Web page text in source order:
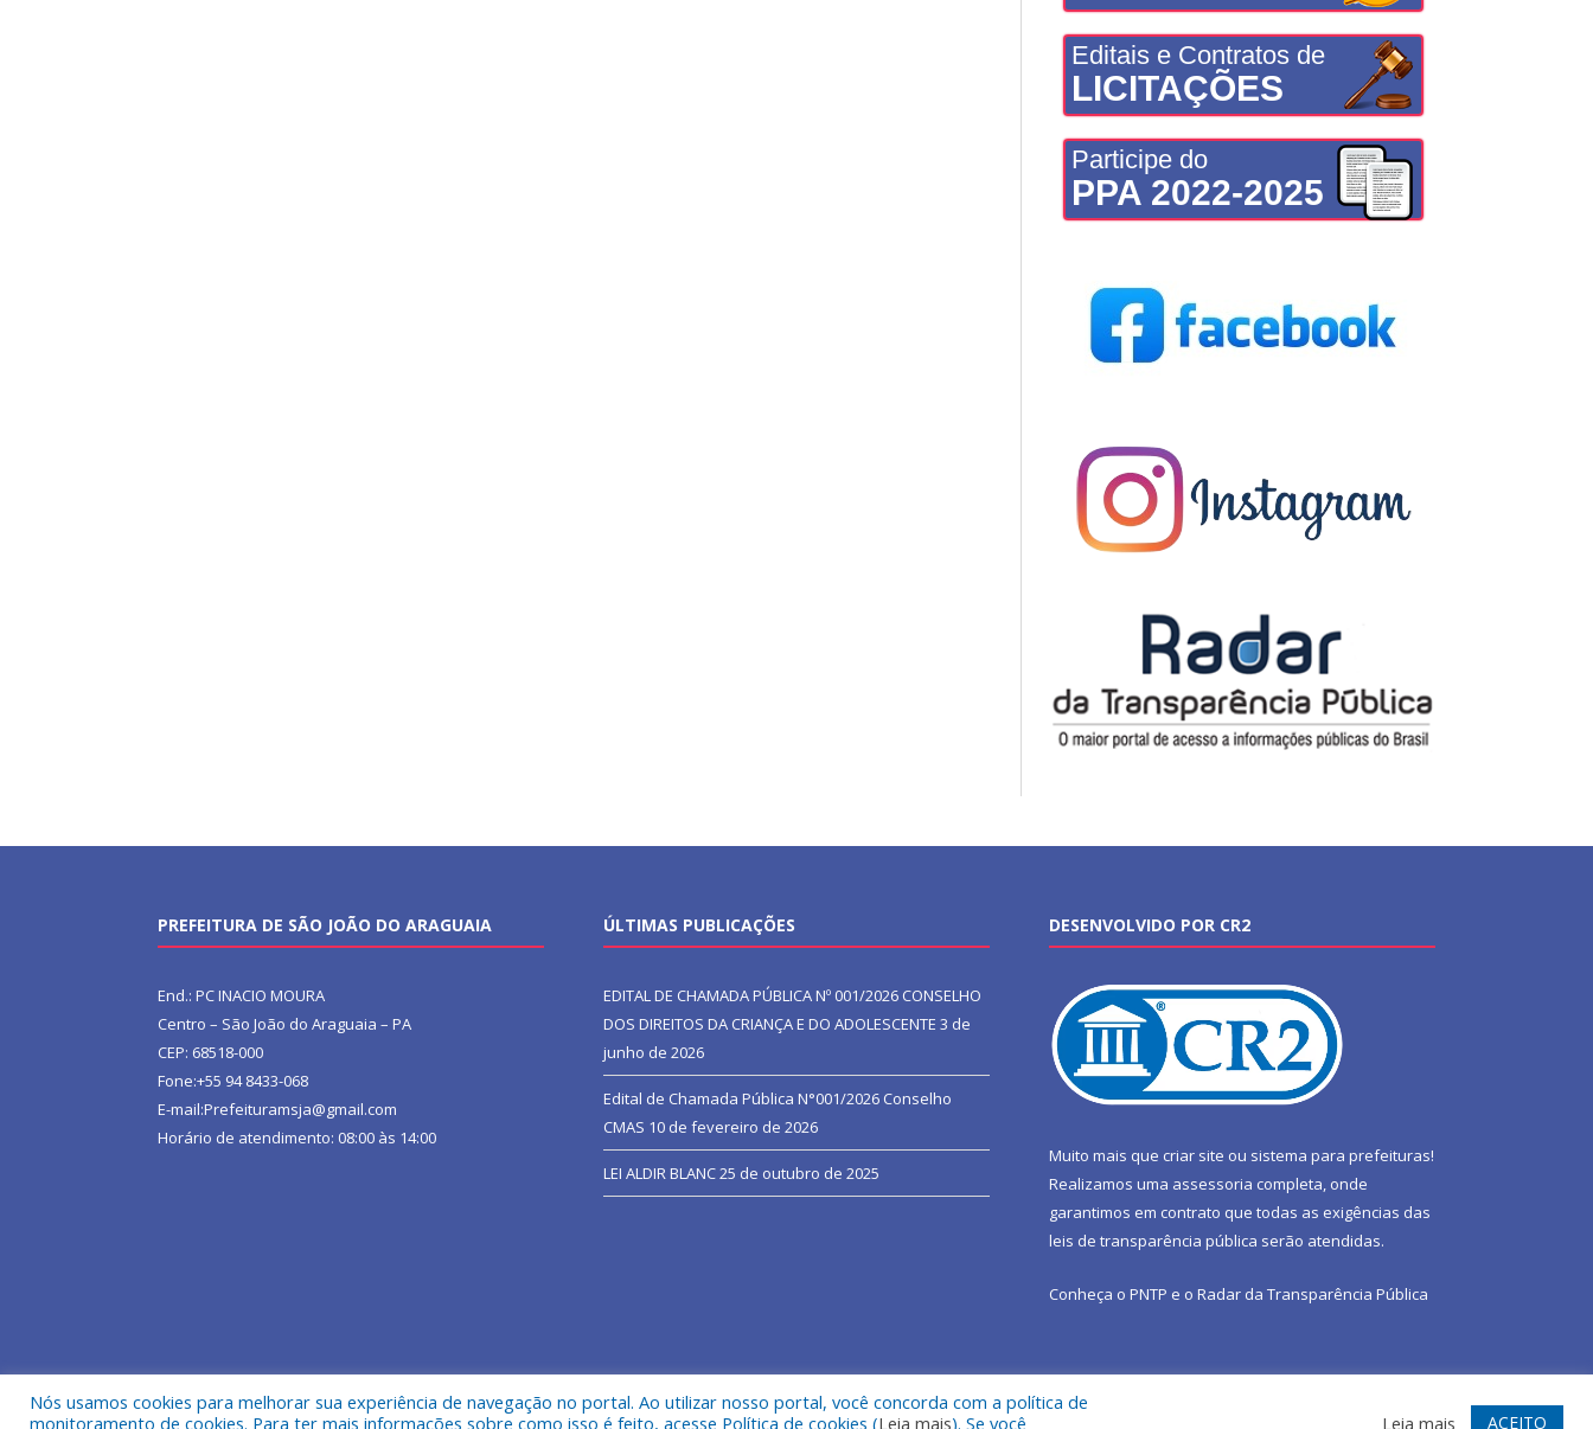
Editais e Contratos de
LICITAÇÕES
Participe do
PPA 2022-2025
PREFEITURA DE SÃO JOÃO DO ARAGUAIA
End.: PC INACIO MOURA
Centro – São João do Araguaia – PA
CEP: 68518-000
Fone:+55 94 8433-068
E-mail:Prefeituramsja@gmail.com
Horário de atendimento: 08:00 às 14:00
ÚLTIMAS PUBLICAÇÕES
EDITAL DE CHAMADA PÚBLICA Nº 001/2026 CONSELHO
DOS DIREITOS DA CRIANÇA E DO ADOLESCENTE 3 de
junho de 2026
Edital de Chamada Pública N°001/2026 Conselho
CMAS 10 de fevereiro de 2026
LEI ALDIR BLANC25 de outubro de 2025
DESENVOLVIDO POR CR2
Muito mais que criar site ou sistema para prefeituras!
Realizamos uma assessoria completa, onde
garantimos em contrato que todas as exigências das
leis de transparência pública serão atendidas.
Conheça o PNTP e o Radar da Transparência Pública
Todos os direitos reservados a Prefeitura Municipal de São João do Araguaia. Mapa do Site Acessar Webmail
Nós usamos cookies para melhorar sua experiência de navegação no portal. Ao utilizar nosso portal, você concorda com a política de
monitoramento de cookies. Para ter mais informações sobre como isso é feito, acesse Política de cookies (Leia mais). Se você Leia mais ACEITO